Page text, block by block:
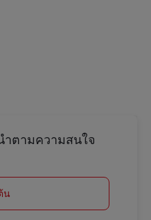
ตามความสนใจ
น